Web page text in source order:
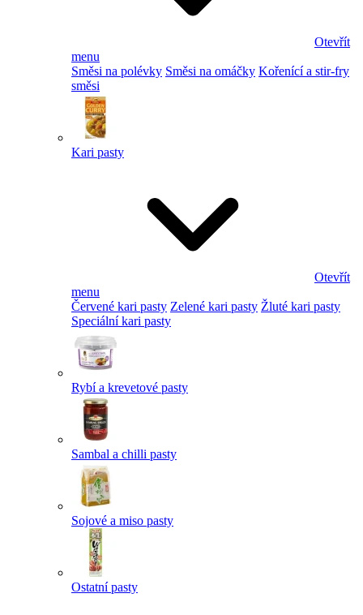
Otevřít
menu
Směsi na polévky Směsi na omáčky Kořenící a stir-fry
směsi
Kari pasty
Otevřít
menu
Červené kari pasty Zelené kari pasty Žluté kari pasty
Speciální kari pasty
Rybí a krevetové pasty
Sambal a chilli pasty
Sojové a miso pasty
Ostatní pasty